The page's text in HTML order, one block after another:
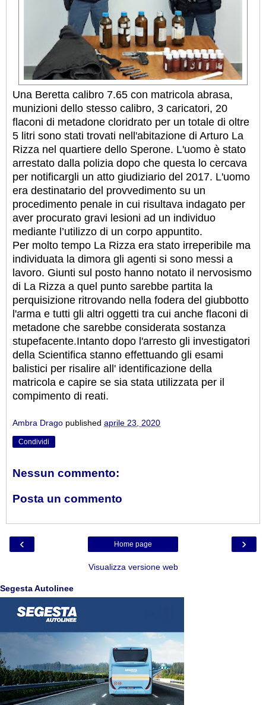
Una Beretta calibro 7.65 con matricola abrasa,
munizioni dello stesso calibro, 3 caricatori, 20
flaconi di metadone cloridrato per un totale di oltre
5 litri sono stati trovati nell'abitazione di Arturo La
Rizza nel quartiere dello Sperone. L'uomo è stato
arrestato dalla polizia dopo che questa lo cercava
per notificargli un atto giudiziario del 2017. L'uomo
era destinatario del provvedimento su un
procedimento penale in cui risultava indagato per
aver procurato gravi lesioni ad un individuo
mediante l’utilizzo di un corpo appuntito.
Per molto tempo La Rizza era stato irreperibile ma
individuata la dimora gli agenti si sono messi a
lavoro. Giunti sul posto hanno notato il nervosismo
di La Rizza a quel punto sarebbe partita la
perquisizione ritrovando nella fodera del giubbotto
l'arma e tutti gli altri oggetti tra cui anche flaconi di
metadone che sarebbe considerata sostanza
stupefacente.Intanto dopo l'arresto gli investigatori
della Scientifica stanno effettuando gli esami
balistici per risalire all' identificazione della
matricola e capire se sia stata utilizzata per il
compimento di reati.
Ambra Drago published aprile 23, 2020
Condividi
Nessun commento:
Posta un commento
‹ ›
Home page
Visualizza versione web
Segesta Autolinee